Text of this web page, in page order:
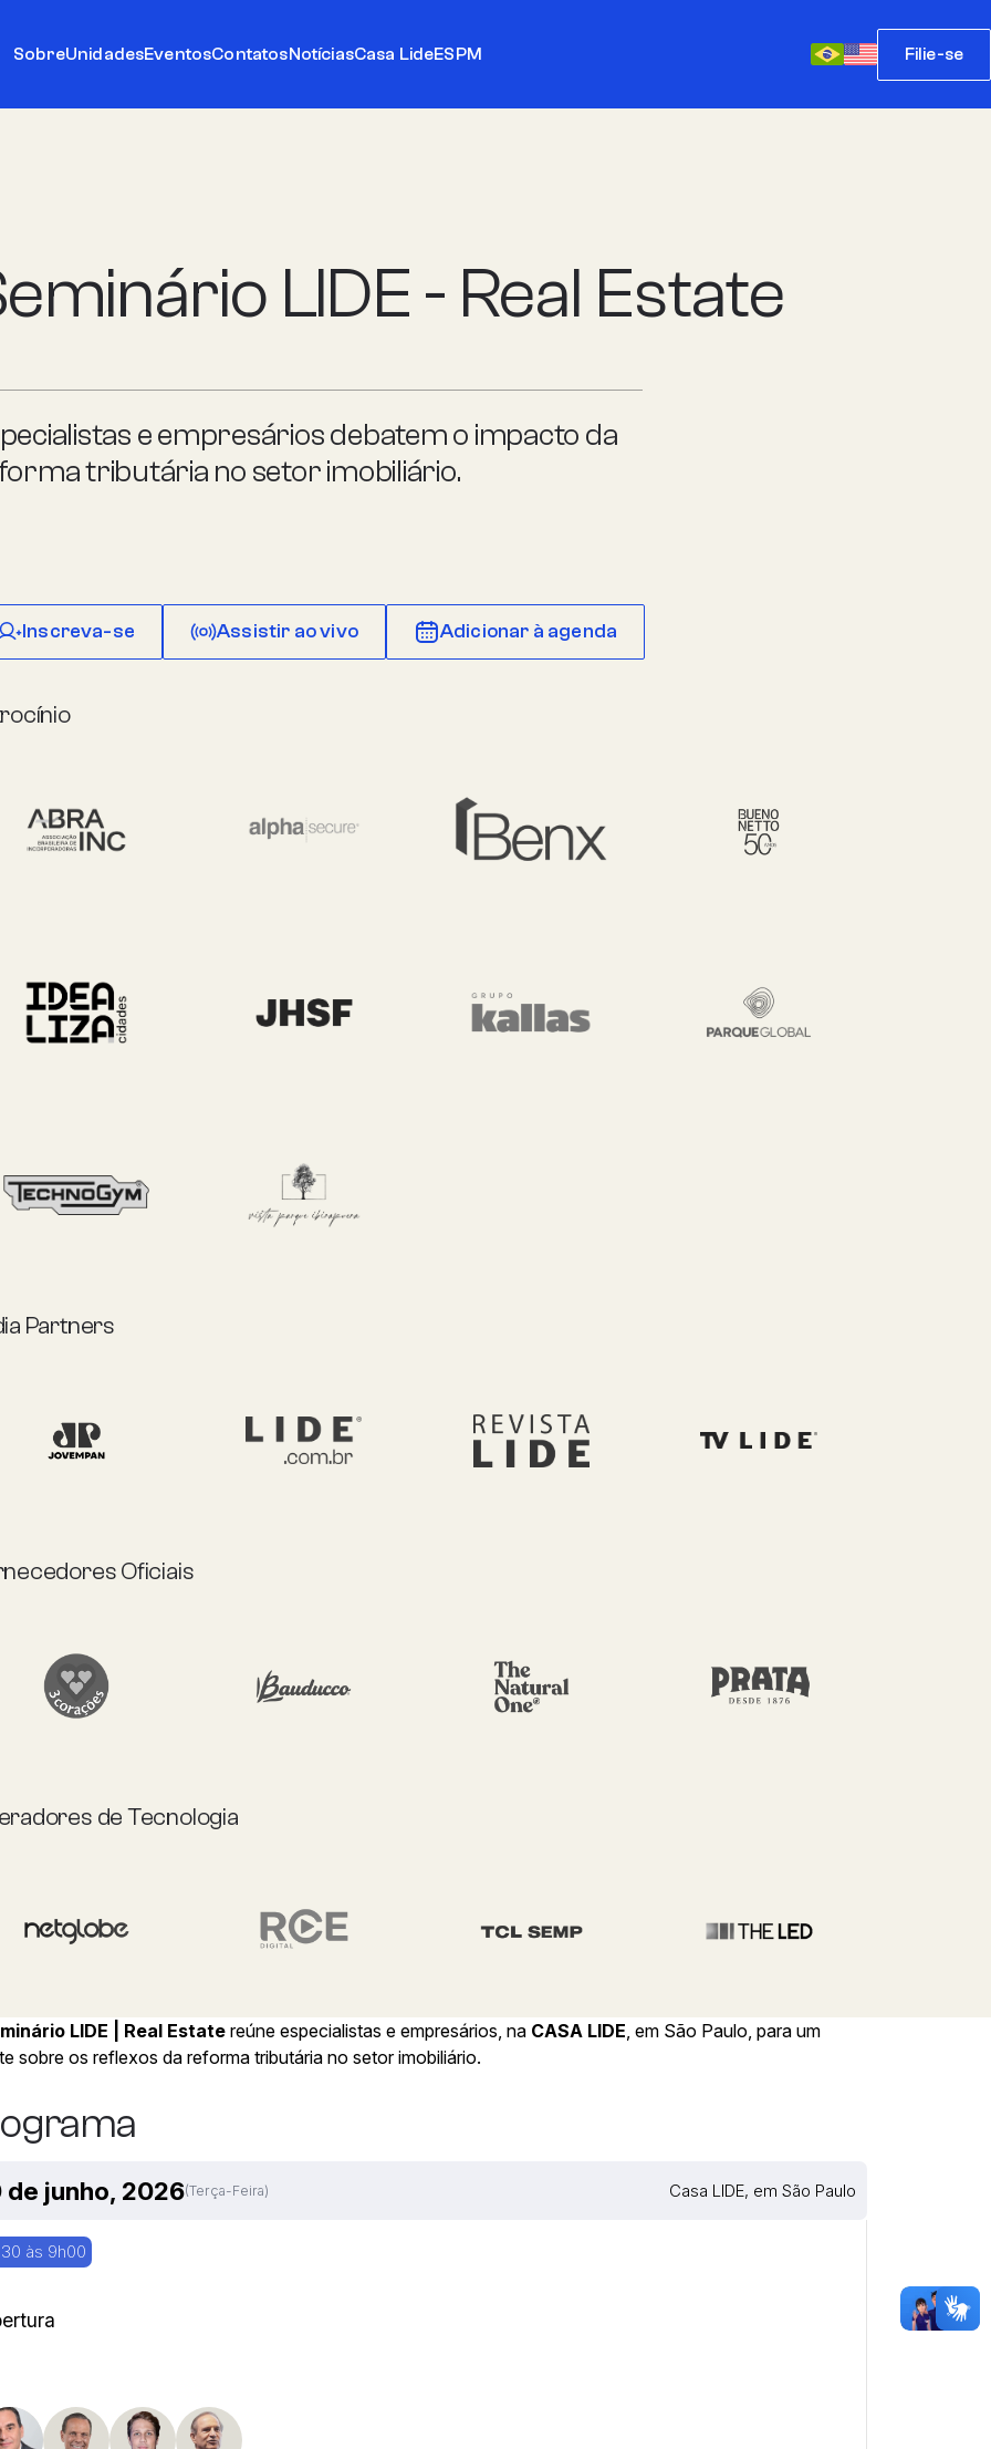
SobreUnidadesEventosContatosNotíciasCasa LideESPM Filie-se
LIDE - Real Estate
e empresários debatem o impacto da
tributária no setor imobiliário.
Inscreva-se Assistir ao vivo Adicionar à agenda
Partners
Oficiais
de Tecnologia
LIDE | Real Estate reúne especialistas e empresários, na CASA LIDE, em São Paulo, para um
sobre os reflexos da reforma tributária no setor imobiliário.
de junho, 2026(terça-Feira) Casa LIDE, em São Paulo
às 9h00